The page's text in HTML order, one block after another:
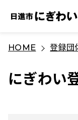
HOME 登録団
にぎわい